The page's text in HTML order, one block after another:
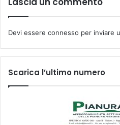
Devi essere connesso per inviare
Scarica l’ultimo numero